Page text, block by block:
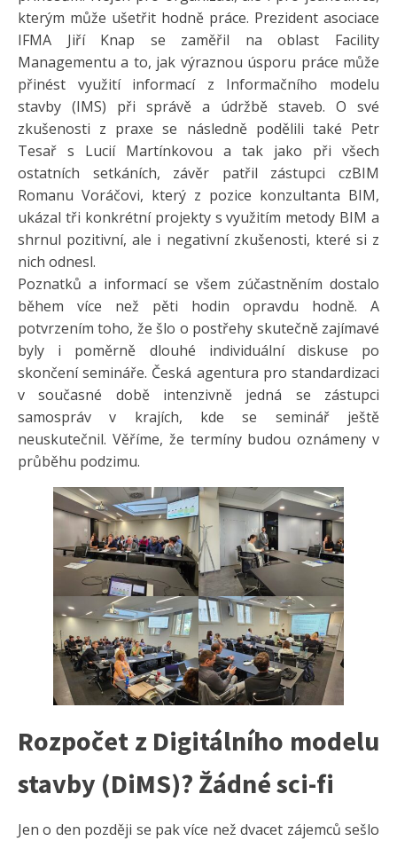
kterým může ušetřit hodně práce. Prezident asociace
IFMA Jiří Knap se zaměřil na oblast Facility
Managementu a to, jak výraznou úsporu práce může
přinést využití informací z Informačního modelu
stavby (IMS) při správě a údržbě staveb. O své
zkušenosti z praxe se následně podělili také Petr
Tesař s Lucií Martínkovou a tak jako při všech
ostatních setkáních, závěr patřil zástupci czBIM
Romanu Voráčovi, který z pozice konzultanta BIM,
ukázal tři konkrétní projekty s využitím metody BIM a
shrnul pozitivní, ale i negativní zkušenosti, které si z
nich odnesl.
Poznatků a informací se všem zúčastněním dostalo
během více než pěti hodin opravdu hodně. A
potvrzením toho, že šlo o postřehy skutečně zajímavé
byly i poměrně dlouhé individuální diskuse po
skončení semináře. Česká agentura pro standardizaci
v současné době intenzivně jedná se zástupci
samospráv v krajích, kde se seminář ještě
neuskutečnil. Věříme, že termíny budou oznámeny v
průběhu podzimu.
Rozpočet z Digitálního modelu
stavby (DiMS)? Žádné sci-fi
Jen o den později se pak více než dvacet zájemců sešlo